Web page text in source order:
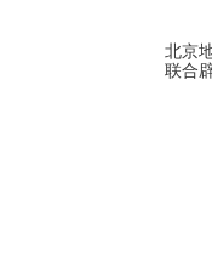
北京
联合